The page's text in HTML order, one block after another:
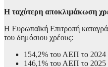
Η ταχύτερη αποκλιμάκωση
Η Ευρωπαϊκή Επιτροπή
του δημόσιου χρέους:
154,2% του ΑΕΠ το 2024
146,1% του ΑΕΠ το 2025